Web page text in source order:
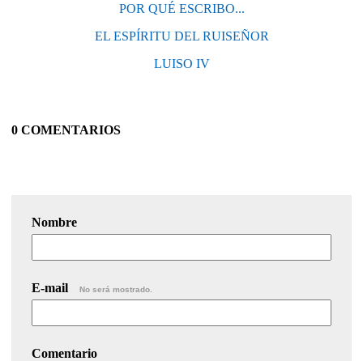
POR QUÉ ESCRIBO...
EL ESPÍRITU DEL RUISEÑOR
LUISO IV
0 COMENTARIOS
Nombre
E-mail No será mostrado.
Comentario